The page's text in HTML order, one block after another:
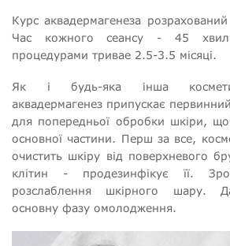
Курс аквадермагенеза
Час кожного сеансу - 45
процедурами тривае 2.5-3.5 місяці.
Як і будь-яка інша
аквадермагенез припускає
для попередньої обробки шкіри,
основної частини. Перш за все,
очистить шкіру від поверхневого
клітин - продезинфікує її.
розслаблення шкірного шару.
основну фазу омолодження.